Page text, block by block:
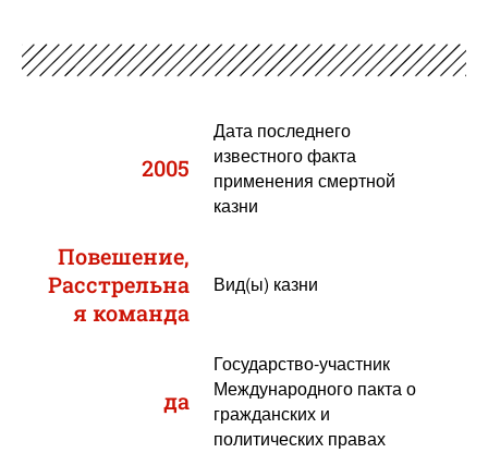
2005
Дата последнего
известного факта
применения смертной
казни
Повешение,
Расстрельна
я команда
Вид(ы) казни
да
Государство-участник
Международного пакта о
гражданских и
политических правах